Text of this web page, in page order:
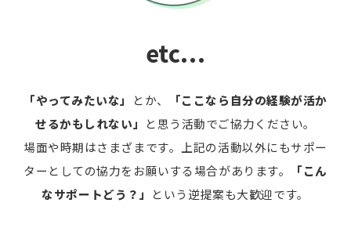
etc...
「やってみたいな」 とか、
「ここなら自分の経験が活か
せるかもしれない」
と思う活動でご協力ください。
場面や時期はさまざまです。上記の活動以外にもサポー
ターとしての協力をお願いする場合があります。
「こん
なサポートどう？」
という逆提案も大歓迎です。